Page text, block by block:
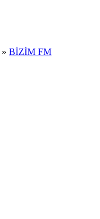
» BİZİM FM